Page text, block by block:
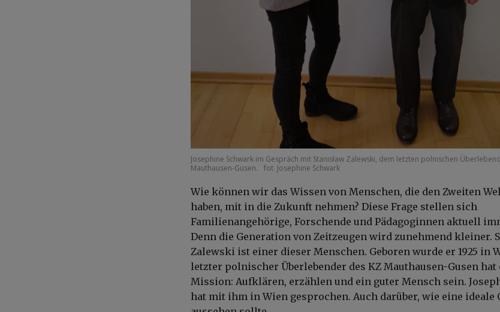
Josephine Schwark im Gespräch mit Stanisław Zalewski, dem letzten polnischen
Mauthausen-Gusen.
fot. Josephine Schwark
Wie können wir das Wissen von Menschen, die den Zweiten
haben, mit in die Zukunft nehmen? Diese Frage stellen sich
Familienangehörige, Forschende und Pädagoginnen aktuell
Denn die Generation von Zeitzeugen wird zunehmend kleiner.
Zalewski ist einer dieser Menschen. Geboren wurde er 1925 in
letzter polnischer Überlebender des KZ Mauthausen-Gusen
Mission: Aufklären, erzählen und ein guter Mensch sein.
hat mit ihm in Wien gesprochen. Auch darüber, wie eine ideale